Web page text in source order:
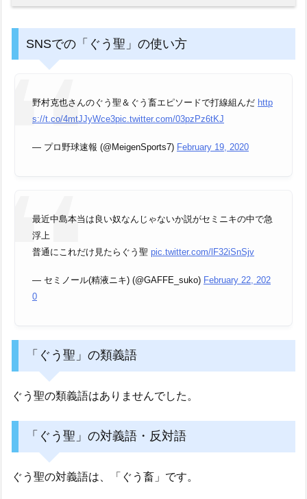
SNSでの「ぐう聖」の使い方
野村克也さんのぐう聖＆ぐう畜エピソードで打線組んだ http
s://t.co/4mtJJyWce3pic.twitter.com/03pzPz6tKJ
— プロ野球速報 (@MeigenSports7) February 19, 2020
最近中島本当は良い奴なんじゃないか説がセミニキの中で急
浮上
普通にこれだけ見たらぐう聖 pic.twitter.com/lF32iSnSjv
— セミノール(精液ニキ) (@GAFFE_suko) February 22, 202
0
「ぐう聖」の類義語
ぐう聖の類義語はありませんでした。
「ぐう聖」の対義語・反対語
ぐう聖の対義語は、「ぐう畜」です。